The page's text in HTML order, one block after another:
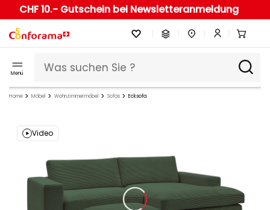
CHF 10.- Gutschein bei Newsletteranmeldung
Menü
Home Möbel Wohnzimmermöbel Sofas Ecksofa
Video